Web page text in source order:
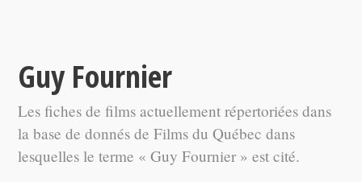
Guy Fournier
Les fiches de films actuellement répertoriées dans
la base de donnés de Films du Québec dans
lesquelles le terme « Guy Fournier » est cité.